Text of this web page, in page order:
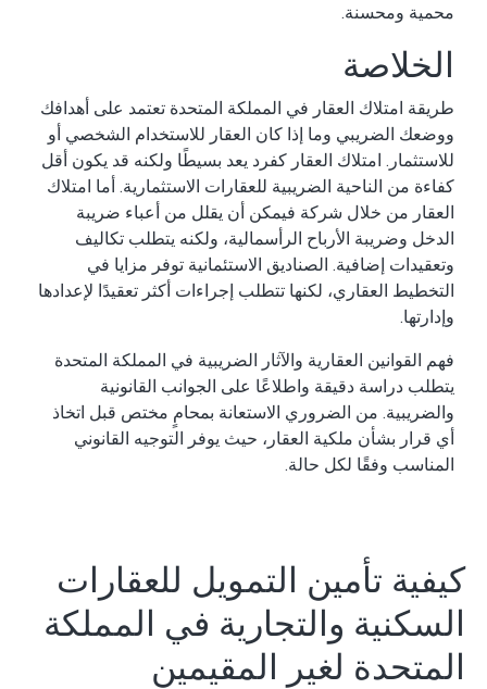
محمية ومحسنة.
الخلاصة
طريقة امتلاك العقار في المملكة المتحدة تعتمد على أهدافك
ووضعك الضريبي وما إذا كان العقار للاستخدام الشخصي أو
للاستثمار. امتلاك العقار كفرد يعد بسيطًا ولكنه قد يكون أقل
كفاءة من الناحية الضريبية للعقارات الاستثمارية. أما امتلاك
العقار من خلال شركة فيمكن أن يقلل من أعباء ضريبة
الدخل وضريبة الأرباح الرأسمالية، ولكنه يتطلب تكاليف
وتعقيدات إضافية. الصناديق الاستئمانية توفر مزايا في
التخطيط العقاري، لكنها تتطلب إجراءات أكثر تعقيدًا لإعدادها
وإدارتها.
فهم القوانين العقارية والآثار الضريبية في المملكة المتحدة
يتطلب دراسة دقيقة واطلاعًا على الجوانب القانونية
والضريبية. من الضروري الاستعانة بمحامٍ مختص قبل اتخاذ
أي قرار بشأن ملكية العقار، حيث يوفر التوجيه القانوني
المناسب وفقًا لكل حالة.
كيفية تأمين التمويل للعقارات
السكنية والتجارية في المملكة
المتحدة لغير المقيمين